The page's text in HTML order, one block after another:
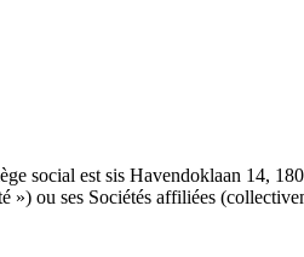
social est sis Havendoklaan 14,
ou ses Sociétés affiliées